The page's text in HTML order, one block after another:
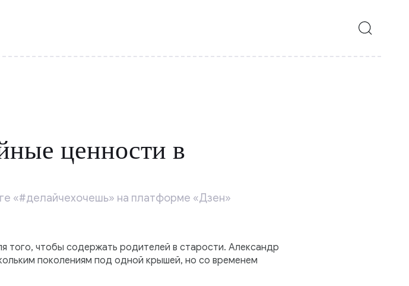
ценности в
«#делайчехочешь» на платформе «Дзен»
того, чтобы содержать родителей в старости. Александр
поколениям под одной крышей, но со временем